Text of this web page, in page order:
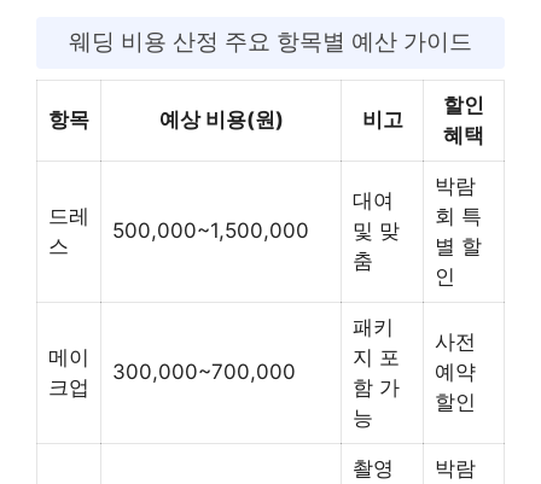
웨딩 비용 산정 주요 항목별 예산 가이드
항목 예상 비용(원) 비고
할인
혜택
드레
스
500,000~1,500,000
대여
및 맞
춤
박람
회 특
별 할
인
메이
크업
300,000~700,000
패키
지 포
함 가
능
사전
예약
할인
촬영
박람